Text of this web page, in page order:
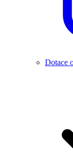
Dotace